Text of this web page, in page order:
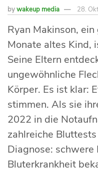
bywakeup media 28.
Ryan Makinson,
Monate altes Kind,
Seine Eltern
ungewöhnliche
Körper. Es ist klar:
stimmen. Als sie
2022 in die
zahlreiche
Diagnose: schwere
Bluterkrankheit